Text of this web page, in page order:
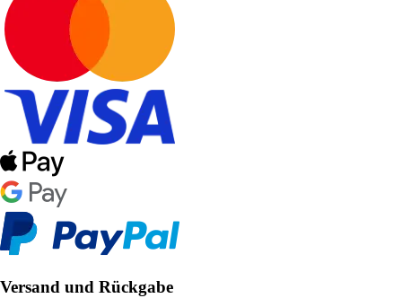
Versand und Rückgabe